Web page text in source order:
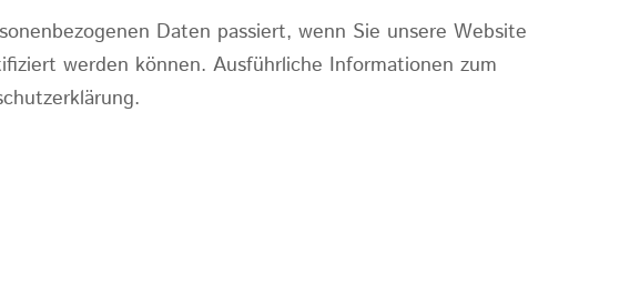
Daten passiert, wenn Sie unsere Website
werden können. Ausführliche Informationen zum